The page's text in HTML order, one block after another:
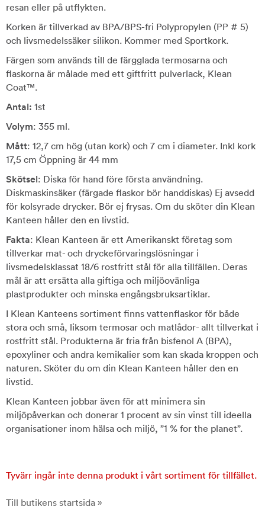
resan eller på utflykten.
Korken är tillverkad av BPA/BPS-fri Polypropylen (PP # 5)
och livsmedelssäker silikon. Kommer med Sportkork.
Färgen som används till de färgglada termosarna och
flaskorna är målade med ett giftfritt pulverlack, Klean
Coat™.
Antal: 1st
Volym: 355 ml.
Mått: 12,7 cm hög (utan kork) och 7 cm i diameter. Inkl kork
17,5 cm Öppning är 44 mm
Skötsel: Diska för hand före första användning.
Diskmaskinsäker (färgade flaskor bör handdiskas) Ej avsedd
för kolsyrade drycker. Bör ej frysas. Om du sköter din Klean
Kanteen håller den en livstid.
Fakta: Klean Kanteen är ett Amerikanskt företag som
tillverkar mat- och dryckeförvaringslösningar i
livsmedelsklassat 18/6 rostfritt stål för alla tillfällen. Deras
mål är att ersätta alla giftiga och miljöovänliga
plastprodukter och minska engångsbruksartiklar.
I Klean Kanteens sortiment finns vattenflaskor för både
stora och små, liksom termosar och matlådor- allt tillverkat i
rostfritt stål. Produkterna är fria från bisfenol A (BPA),
epoxyliner och andra kemikalier som kan skada kroppen och
naturen. Sköter du om din Klean Kanteen håller den en
livstid.
Klean Kanteen jobbar även för att minimera sin
miljöpåverkan och donerar 1 procent av sin vinst till ideella
organisationer inom hälsa och miljö, ”1 % for the planet”.
Tyvärr ingår inte denna produkt i vårt sortiment för tillfället.
Till butikens startsida »